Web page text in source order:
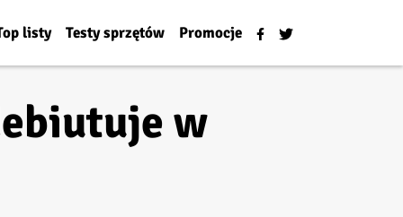
listy Testy sprzętów Promocje
w